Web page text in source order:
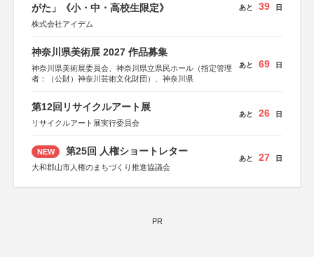
がた」《小・中・高校生限定》
株式会社アイデム
あと 39 日
神奈川県美術展 2027 作品募集
神奈川県美術展委員会、神奈川県立県民ホール（指定管理
者：（公財）神奈川芸術文化財団）、神奈川県
あと 69 日
第12回リサイクルアート展
リサイクルアート展実行委員会
あと 26 日
NEW 第25回 人権ショートレター
大和郡山市人権のまちづくり推進協議会
あと 27 日
PR